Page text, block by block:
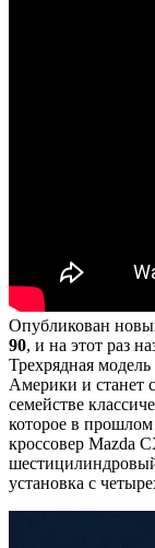
Опубликован
90, и на этот раз
Трехрядная
Америки и станет
семействе
которое в
кроссовер Mazda
установка с